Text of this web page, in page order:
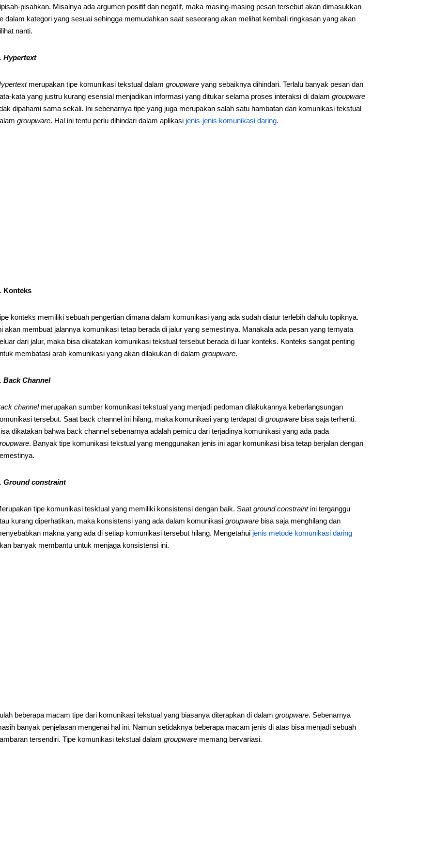
pisahkan. Misalnya ada argumen positif dan negatif, maka masing-masing pesan tersebut akan dimasukkan
dalam kategori yang sesuai sehingga memudahkan saat seseorang akan melihat kembali ringkasan yang akan
nanti.
Hypertext
merupakan tipe komunikasi tekstual dalam groupwareyang sebaiknya dihindari. Terlalu banyak pesan dan
kata yang justru kurang esensial menjadikan informasi yang ditukar selama proses interaksi di dalam groupware
dipahami sama sekali. Ini sebenarnya tipe yang juga merupakan salah satu hambatan dari komunikasi tekstual
groupware. Hal ini tentu perlu dihindari dalam aplikasi jenis-jenis komunikasi daring.
Konteks
konteks memiliki sebuah pengertian dimana dalam komunikasi yang ada sudah diatur terlebih dahulu topiknya.
akan membuat jalannya komunikasi tetap berada di jalur yang semestinya. Manakala ada pesan yang ternyata
dari jalur, maka bisa dikatakan komunikasi tekstual tersebut berada di luar konteks. Konteks sangat penting
membatasi arah komunikasi yang akan dilakukan di dalam groupware.
Back Channel
channel merupakan sumber komunikasi tekstual yang menjadi pedoman dilakukannya keberlangsungan
tersebut. Saat back channel ini hilang, maka komunikasi yang terdapat di groupwarebisa saja terhenti.
dikatakan bahwa back channel sebenarnya adalah pemicu dari terjadinya komunikasi yang ada pada
. Banyak tipe komunikasi tekstual yang menggunakan jenis ini agar komunikasi bisa tetap berjalan dengan
Ground constraint
tipe komunikasi tesktual yang memiliki konsistensi dengan baik. Saat ground constraint ini terganggu
kurang diperhatikan, maka konsistensi yang ada dalam komunikasi groupwarebisa saja menghilang dan
makna yang ada di setiap komunikasi tersebut hilang. Mengetahui jenis metode komunikasi daring
banyak membantu untuk menjaga konsistensi ini.
beberapa macam tipe dari komunikasi tekstual yang biasanya diterapkan di dalam groupware. Sebenarnya
banyak penjelasan mengenai hal ini. Namun setidaknya beberapa macam jenis di atas bisa menjadi sebuah
tersendiri. Tipe komunikasi tekstual dalam groupwarememang bervariasi.